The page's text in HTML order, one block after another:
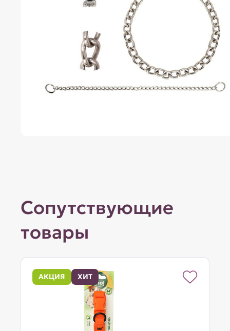
Сопутствующие
товары
АКЦИЯ ХИТ